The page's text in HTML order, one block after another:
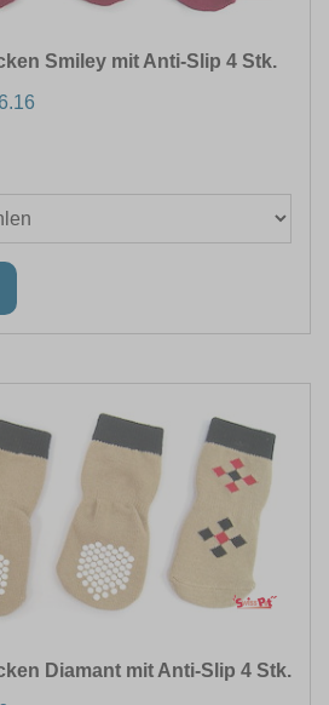
Smiley mit Anti-Slip 4 Stk.
Diamant mit Anti-Slip 4 Stk.